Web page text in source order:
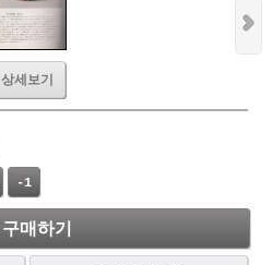
상세보기
-1
구매하기